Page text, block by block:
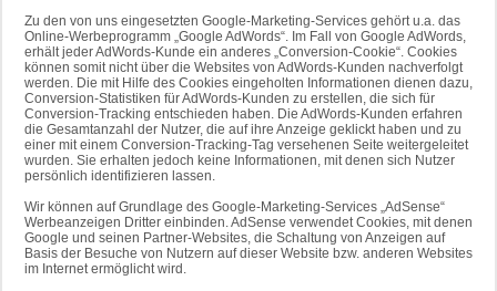
Zu den von uns eingesetzten Google-Marketing-Services gehört u.a. das
Online-Werbeprogramm „Google AdWords“. Im Fall von Google AdWords,
erhält jeder AdWords-Kunde ein anderes „Conversion-Cookie“. Cookies
können somit nicht über die Websites von AdWords-Kunden nachverfolgt
werden. Die mit Hilfe des Cookies eingeholten Informationen dienen dazu,
Conversion-Statistiken für AdWords-Kunden zu erstellen, die sich für
Conversion-Tracking entschieden haben. Die AdWords-Kunden erfahren
die Gesamtanzahl der Nutzer, die auf ihre Anzeige geklickt haben und zu
einer mit einem Conversion-Tracking-Tag versehenen Seite weitergeleitet
wurden. Sie erhalten jedoch keine Informationen, mit denen sich Nutzer
persönlich identifizieren lassen.
Wir können auf Grundlage des Google-Marketing-Services „AdSense“
Werbeanzeigen Dritter einbinden. AdSense verwendet Cookies, mit denen
Google und seinen Partner-Websites, die Schaltung von Anzeigen auf
Basis der Besuche von Nutzern auf dieser Website bzw. anderen Websites
im Internet ermöglicht wird.